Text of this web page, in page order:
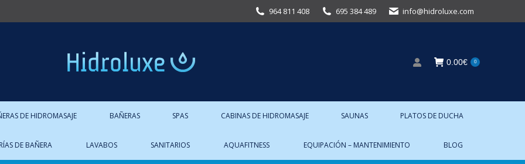
964 811 408 695 384 489 info@hidroluxe.com
0.00€ 0
DE HIDROMASAJE BAÑERAS SPAS CABINAS DE HIDROMASAJE SAUNAS PLATOS DE DUCHA
DE BAÑERA LAVABOS SANITARIOS AQUAFITNESS EQUIPACIÓN – MANTENIMIENTO BLOG